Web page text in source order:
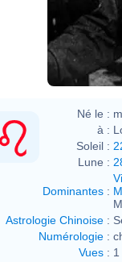
Né le :
à :
Soleil :
Lune :
Dominantes :
Astrologie Chinoise :
Numérologie :
Vues :